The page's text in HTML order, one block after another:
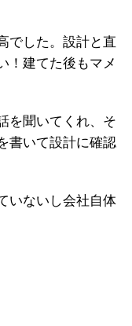
でした。設計と直
！建てた後もマメ
を聞いてくれ、そ
書いて設計に確認
いないし会社自体